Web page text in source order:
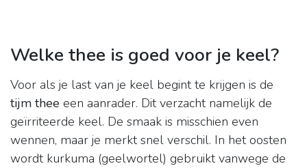
Welke thee is goed voor je keel?
Voor als je last van je keel begint te krijgen is de
tijm thee een aanrader. Dit verzacht namelijk de
geïrriteerde keel. De smaak is misschien even
wennen, maar je merkt snel verschil. In het oosten
wordt kurkuma (geelwortel) gebruikt vanwege de